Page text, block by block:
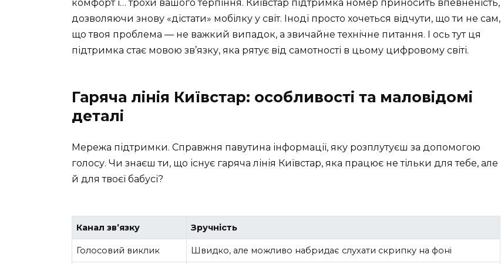
комфорт і… трохи вашого терпіння. Київстар підтримка номер приносить впевненість,
дозволяючи знову «дістати» мобілку у світ. Іноді просто хочеться відчути, що ти не сам,
що твоя проблема — не важкий випадок, а звичайне технічне питання. І ось тут ця
підтримка стає мовою зв’язку, яка рятує від самотності в цьому цифровому світі.
Гаряча лінія Київстар: особливості та маловідомі
деталі
Мережа підтримки. Справжня павутина інформації, яку розплутуєш за допомогою
голосу. Чи знаєш ти, що існує гаряча лінія Київстар, яка працює не тільки для тебе, але
й для твоєї бабусі?
Канал зв’язку Зручність
Голосовий виклик Швидко, але можливо набридає слухати скрипку на фоні